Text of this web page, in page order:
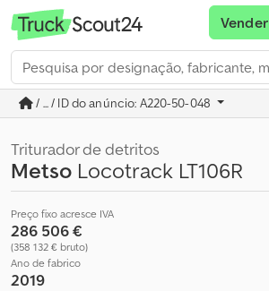
Vender
/ ... / ID do anúncio: A220-50-048
Triturador de detritos
Metso Locotrack LT106R
Preço fixo acresce IVA
286 506 €
(358 132 € bruto)
Ano de fabrico
2019